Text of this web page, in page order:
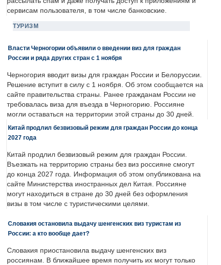
сервисам пользователя, в том числе банковские.
ТУРИЗМ
Власти Черногории объявили о введении виз для граждан
России и ряда других стран с 1 ноября
Черногория вводит визы для граждан России и Белоруссии.
Решение вступит в силу с 1 ноября. Об этом сообщается на
сайте правительства страны. Ранее гражданам России не
требовалась виза для въезда в Черногорию. Россияне
могли оставаться на территории этой страны до 30 дней.
Китай продлил безвизовый режим для граждан России до конца
2027 года
Китай продлил безвизовый режим для граждан России.
Въезжать на территорию страны без виз россияне смогут
до конца 2027 года. Информация об этом опубликована на
сайте Министерства иностранных дел Китая. Россияне
могут находиться в стране до 30 дней без оформления
визы в том числе с туристическими целями.
Словакия остановила выдачу шенгенских виз туристам из
России: а кто вообще дает?
Словакия приостановила выдачу шенгенских виз
россиянам. В ближайшее время получить их могут только